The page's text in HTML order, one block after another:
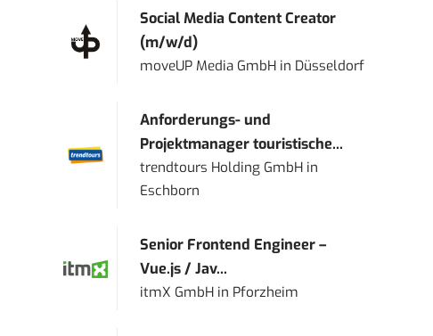
Social Media Content Creator
(m/w/d)
moveUP Media GmbH in Düsseldorf
Anforderungs- und
Projektmanager touristische...
trendtours Holding GmbH in
Eschborn
Senior Frontend Engineer –
Vue.js / Jav...
itmX GmbH in Pforzheim